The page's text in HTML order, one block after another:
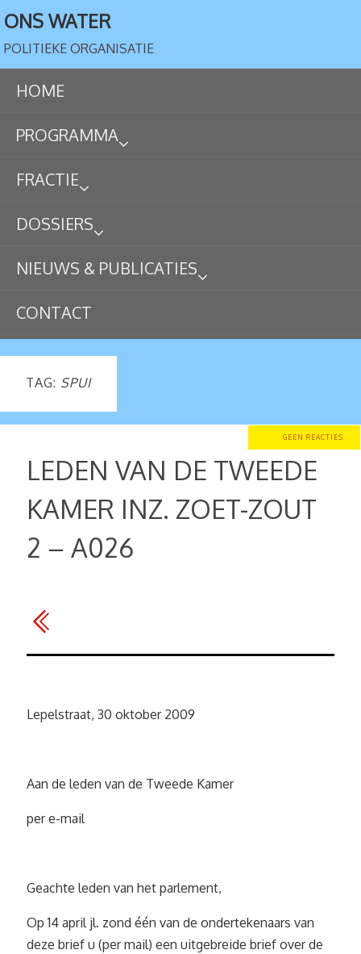
ONS WATER
POLITIEKE ORGANISATIE
HOME
PROGRAMMA
FRACTIE
DOSSIERS
NIEUWS & PUBLICATIES
CONTACT
TAG: SPUI
GEEN REACTIES
LEDEN VAN DE TWEEDE
KAMER INZ. ZOET-ZOUT
2 – A026
Lepelstraat, 30 oktober 2009
Aan de leden van de Tweede Kamer
per e-mail
Geachte leden van het parlement,
Op 14 april jl. zond één van de ondertekenaars van
deze brief u (per mail) een uitgebreide brief over de